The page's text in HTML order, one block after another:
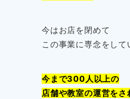
今はお店を閉めて
この事業に専念をして
今まで300人以上の
店舗や教室の運営をさ